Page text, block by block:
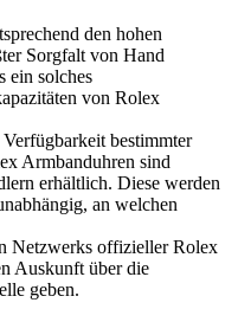
den hohen
Sorgfalt von Hand
ein solches
von Rolex
bestimmter
Armbanduhren sind
erhältlich. Diese werden
an welchen
Netzwerks offiziellerRolex
Auskunft über die
geben.